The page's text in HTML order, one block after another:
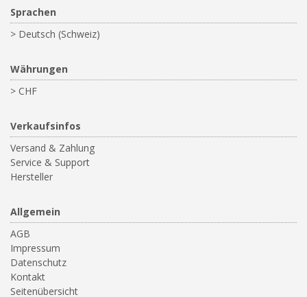
Sprachen
> Deutsch (Schweiz)
Währungen
> CHF
Verkaufsinfos
Versand & Zahlung
Service & Support
Hersteller
Allgemein
AGB
Impressum
Datenschutz
Kontakt
Seitenübersicht